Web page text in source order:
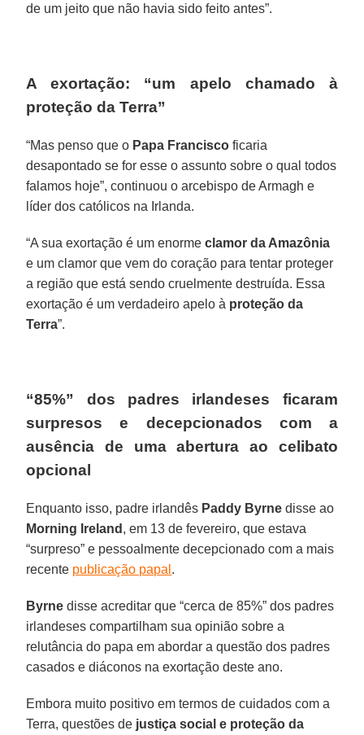
de um jeito que não havia sido feito antes”.
A exortação: “um apelo chamado à
proteção da Terra”
“Mas penso que o Papa Francisco ficaria
desapontado se for esse o assunto sobre o qual todos
falamos hoje”, continuou o arcebispo de Armagh e
líder dos católicos na Irlanda.
“A sua exortação é um enorme clamor da Amazônia
e um clamor que vem do coração para tentar proteger
a região que está sendo cruelmente destruída. Essa
exortação é um verdadeiro apelo à proteção da
Terra”.
“85%” dos padres irlandeses ficaram
surpresos e decepcionados com a
ausência de uma abertura ao celibato
opcional
Enquanto isso, padre irlandês Paddy Byrne disse ao
Morning Ireland , em 13 de fevereiro, que estava
“surpreso” e pessoalmente decepcionado com a mais
recente publicação papal .
Byrne disse acreditar que “cerca de 85%” dos padres
irlandeses compartilham sua opinião sobre a
relutância do papa em abordar a questão dos padres
casados ​​e diáconos na exortação deste ano.
Embora muito positivo em termos de cuidados com a
Terra, questões de justiça social e proteção da